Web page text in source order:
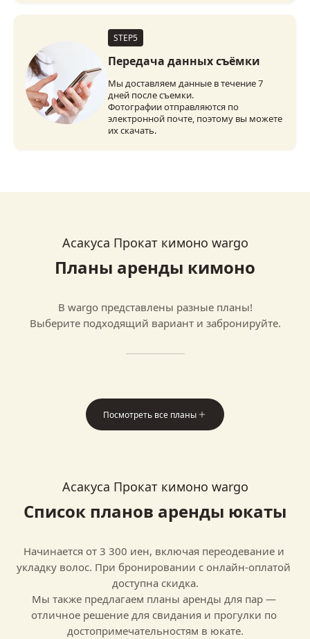
STEP5
Передача данных съёмки
Мы доставляем данные в течение 7
дней после съемки.
Фотографии отправляются по
электронной почте, поэтому вы можете
их скачать.
Асакуса Прокат кимоно wargo
Планы аренды кимоно
В wargo представлены разные планы!
Выберите подходящий вариант и забронируйте.
Посмотреть все планы
Асакуса Прокат кимоно wargo
Список планов аренды юкаты
Начинается от 3 300 иен, включая переодевание и
укладку волос. При бронировании с онлайн‑оплатой
доступна скидка.
Мы также предлагаем планы аренды для пар —
отличное решение для свидания и прогулки по
достопримечательностям в юкате.